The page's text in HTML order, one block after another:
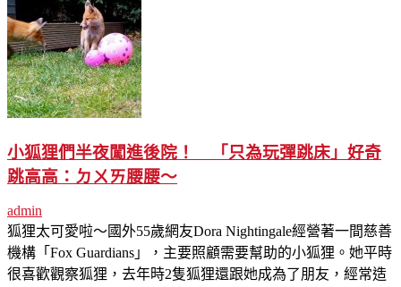
小狐狸們半夜闖進後院！ 「只為玩彈跳床」好奇
跳高高：ㄉㄨㄞ腰腰～
admin
狐狸太可愛啦～國外55歲網友Dora Nightingale經營著一間慈善
機構「Fox Guardians」，主要照顧需要幫助的小狐狸。她平時
很喜歡觀察狐狸，去年時2隻狐狸還跟她成為了朋友，經常造